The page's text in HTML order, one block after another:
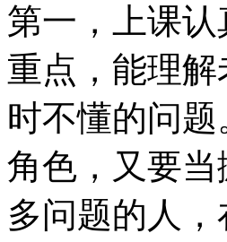
第一，上课
重点，能理
时不懂的问
角色，又要
多问题的人